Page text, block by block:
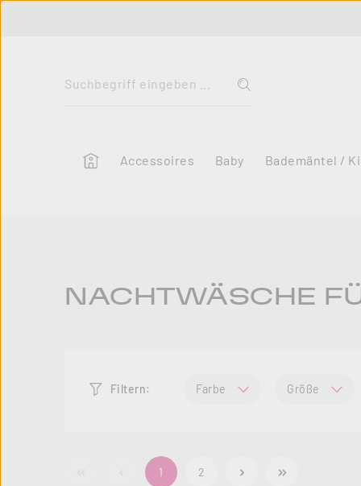
Home Accessoires Baby Bademäntel /
NACHTWÄSCHE
Filtern: Farbe Größe
Seite
1 Seite
2